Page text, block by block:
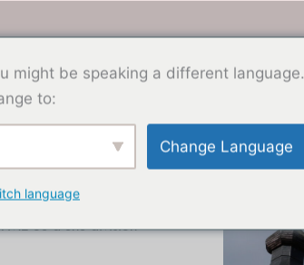
de l'entreprise ?
ou d'une division
might be speaking a different language.
to:
Change Language
language